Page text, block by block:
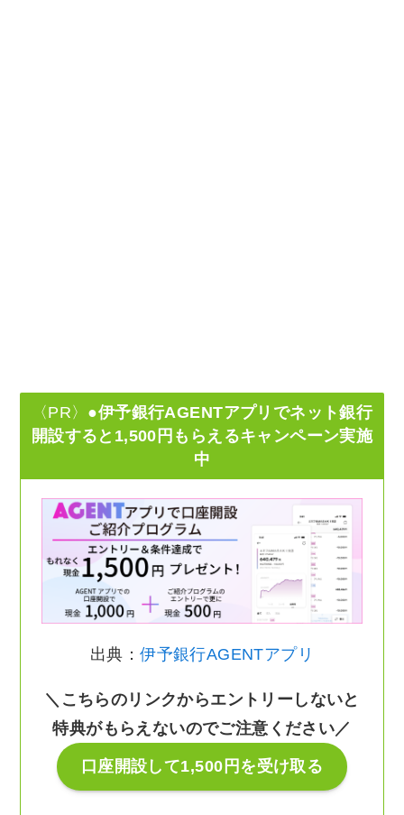
〈PR〉 ●伊予銀行AGENTアプリでネット銀行
開設すると1,500円もらえるキャンペーン実施
中
出典：伊予銀行AGENTアプリ
＼こちらのリンクからエントリーしないと
特典がもらえないのでご注意ください／
口座開設して1,500円を受け取る